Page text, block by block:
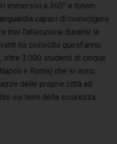
immersivi a 360° e totem
capaci di coinvolgere
mai l’attenzione durante la
ha coinvolto quest’anno,
oltre 3.000 studenti di cinque
e Roma) che si sono
delle proprie città ad
sui temi della sicurezza